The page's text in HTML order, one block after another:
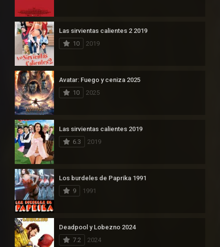
Las sirvientas calientes 2 2019
10
2019
Avatar: Fuego y ceniza 2025
10
2025
Las sirvientas calientes 2019
6.3
2019
Los burdeles de Paprika 1991
9
1991
Deadpool y Lobezno 2024
7.2
2024